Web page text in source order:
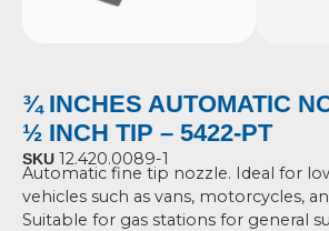
¾ INCHES AUTOMATIC
½ INCH TIP – 5422-PT
SKU 12.420.0089-1
Automatic fine tip nozzle. Ideal for
vehicles such as vans, motorcycles,
Suitable for gas stations for general